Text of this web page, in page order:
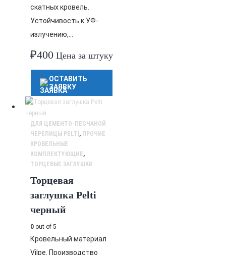
скатных кровель.
Устойчивость к УФ-
излучению,…
₽400 Цена за штуку
ОСТАВИТЬ
ЗАЯВКУ
ДЛЯ ЦЕМЕНТО-ПЕСЧАНОЙ
ЧЕРЕПИЦЫ PELTI , ПРОЧИЕ
КРОВЕЛЬНЫЕ
КОМПЛЕКТУЮЩИЕ,
ТОРЦЕВЫЕ ЗАГЛУШКИ
Торцевая
заглушка Pelti
черный
0 out of 5
Кровельный материал
Vilpe. Производство